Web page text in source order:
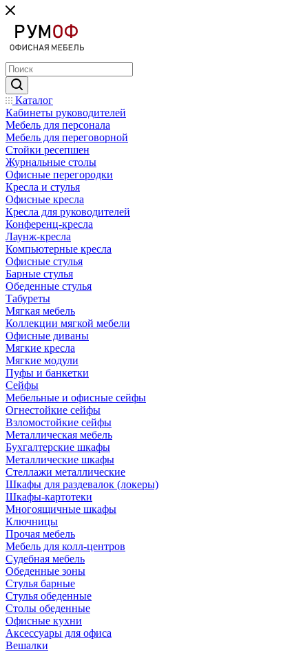
Каталог
Кабинеты руководителей
Мебель для персонала
Мебель для переговорной
Стойки ресепшен
Журнальные столы
Офисные перегородки
Кресла и стулья
Офисные кресла
Кресла для руководителей
Конференц-кресла
Лаунж-кресла
Компьютерные кресла
Офисные стулья
Барные стулья
Обеденные стулья
Табуреты
Мягкая мебель
Коллекции мягкой мебели
Офисные диваны
Мягкие кресла
Мягкие модули
Пуфы и банкетки
Сейфы
Мебельные и офисные сейфы
Огнестойкие сейфы
Взломостойкие сейфы
Металлическая мебель
Бухгалтерские шкафы
Металлические шкафы
Стеллажи металлические
Шкафы для раздевалок (локеры)
Шкафы-картотеки
Многоящичные шкафы
Ключницы
Прочая мебель
Мебель для колл-центров
Судебная мебель
Обеденные зоны
Стулья барные
Стулья обеденные
Столы обеденные
Офисные кухни
Аксессуары для офиса
Вешалки